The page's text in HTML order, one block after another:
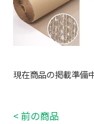
現在商品の掲載準備
< 前の商品